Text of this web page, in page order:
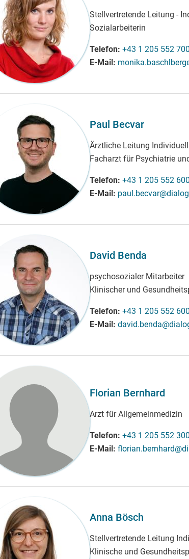
Stellvertretende Leitung -
Sozialarbeiterin
Telefon +43 1 205 552 700
E-Mail
Paul Becvar
Ärztliche Leitung
Facharzt für Psychiatrie
Telefon +43 1 205 552 600
E-Mail
David Benda
psychosozialer Mitarbeiter
Klinischer und
Telefon +43 1 205 552 600
E-Mail
Florian Bernhard
Arzt für Allgemeinmedizin
Telefon +43 1 205 552 300
E-Mail
Anna Bösch
Stellvertretende Leitung
Klinische und